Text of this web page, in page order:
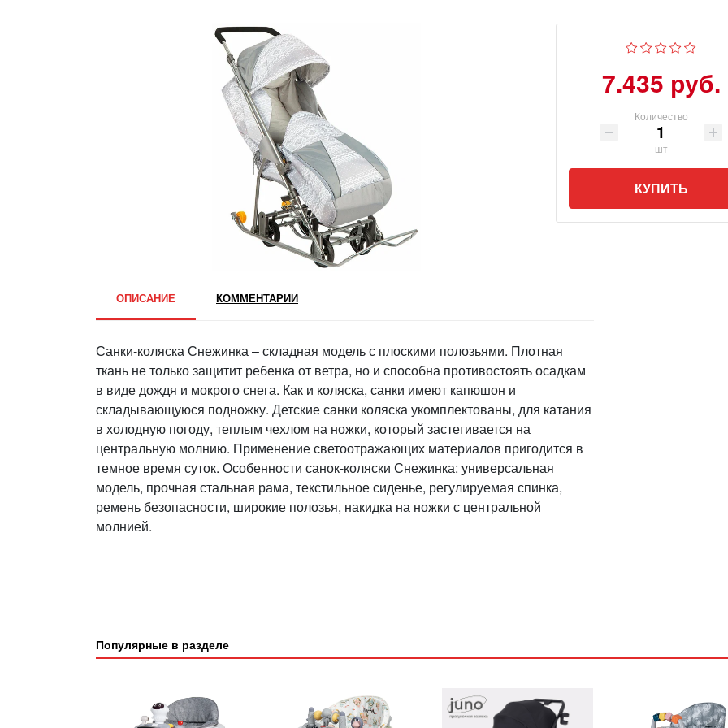
7.435 руб.
Количество
шт
КУПИТЬ
ОПИСАНИЕ КОММЕНТАРИИ
Санки-коляска Снежинка – складная модель с плоскими полозьями. Плотная
ткань не только защитит ребенка от ветра, но и способна противостоять осадкам
в виде дождя и мокрого снега. Как и коляска, санки имеют капюшон и
складывающуюся подножку. Детские санки коляска укомплектованы, для катания
в холодную погоду, теплым чехлом на ножки, который застегивается на
центральную молнию. Применение светоотражающих материалов пригодится в
темное время суток. Особенности санок-коляски Снежинка: универсальная
модель, прочная стальная рама, текстильное сиденье, регулируемая спинка,
ремень безопасности, широкие полозья, накидка на ножки с центральной
молнией.
Популярные в разделе